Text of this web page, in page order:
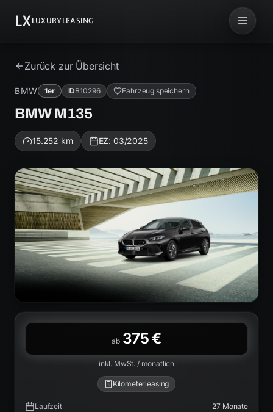
LXLUXURYLEASING
Zurück zur Übersicht
BMW 1er IDB10296 Fahrzeug speichern
BMW M135
15.252 km EZ: 03/2025
ab 375 €
inkl. MwSt. / monatlich
Kilometerleasing
Laufzeit 27 Monate